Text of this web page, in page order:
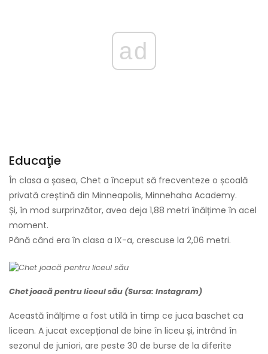
ad
Educaţie
În clasa a șasea, Chet a început să frecventeze o școală
privată creștină din Minneapolis, Minnehaha Academy.
Și, în mod surprinzător, avea deja 1,88 metri înălțime în acel
moment.
Până când era în clasa a IX-a, crescuse la 2,06 metri.
Chet joacă pentru liceul său (Sursa: Instagram)
Această înălțime a fost utilă în timp ce juca baschet ca
licean. A jucat excepțional de bine în liceu și, intrând în
sezonul de juniori, are peste 30 de burse de la diferite